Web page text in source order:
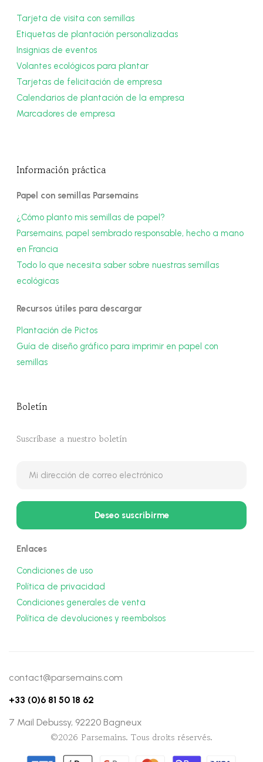
Tarjeta de visita con semillas
Etiquetas de plantación personalizadas
Insignias de eventos
Volantes ecológicos para plantar
Tarjetas de felicitación de empresa
Calendarios de plantación de la empresa
Marcadores de empresa
Información práctica
Papel con semillas Parsemains
¿Cómo planto mis semillas de papel?
Parsemains, papel sembrado responsable, hecho a mano
en Francia
Todo lo que necesita saber sobre nuestras semillas
ecológicas
Recursos útiles para descargar
Plantación de Pictos
Guía de diseño gráfico para imprimir en papel con
semillas
Boletín
Suscríbase a nuestro boletín
Enlaces
Condiciones de uso
Política de privacidad
Condiciones generales de venta
Política de devoluciones y reembolsos
contact@parsemains.com
+33 (0)6 81 50 18 62
7 Mail Debussy, 92220 Bagneux
©2026 Parsemains. Tous droits réservés.